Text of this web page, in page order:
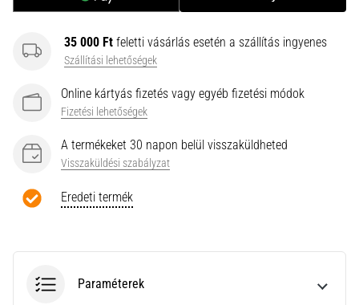
vonz
változatos
edzés,
egy
kicsit
más?
Csatlakozz
Cross
Minden cikk
megjelenítése
35 000 Ft feletti vásárlás esetén a szállítás ingyenes
Szállítási lehetőségek
Online kártyás fizetés vagy egyéb fizetési módok
Fizetési lehetőségek
A termékeket 30 napon belül visszaküldheted
Visszaküldési szabályzat
Eredeti termék
Paraméterek